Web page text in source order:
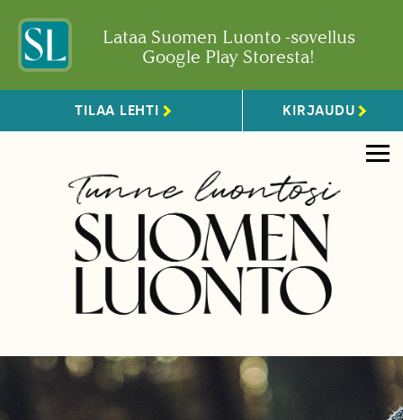
Lataa Suomen Luonto -sovellus
Google Play Storesta!
TILAA LEHTI KIRJAUDU